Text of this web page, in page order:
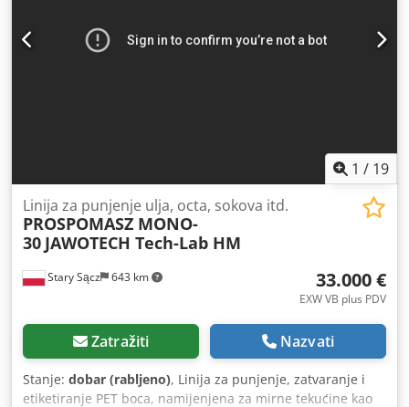
1 / 19
Stary Sącz 643 km
Linija za punjenje ulja, octa, sokova itd.
PROSPOMASZ MONO-
30 JAWOTECH Tech-Lab HM
33.000 €
EXW VB plus PDV
Zatražiti Nazvati
Stanje: dobar (rabljeno), Linija za punjenje, zatvaranje i
etiketiranje PET boca, namijenjena za mirne tekućine kao